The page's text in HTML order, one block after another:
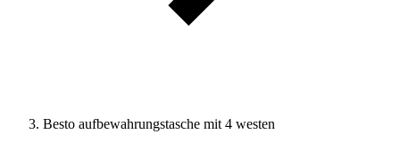
Besto aufbewahrungstasche mit 4 westen